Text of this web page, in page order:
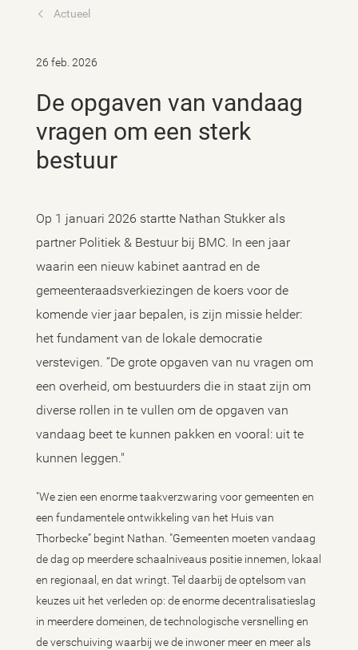
Actueel
26 feb. 2026
De opgaven van vandaag
vragen om een sterk
bestuur
Op 1 januari 2026 startte Nathan Stukker als
partner Politiek & Bestuur bij BMC. In een jaar
waarin een nieuw kabinet aantrad en de
gemeenteraadsverkiezingen de koers voor de
komende vier jaar bepalen, is zijn missie helder:
het fundament van de lokale democratie
verstevigen. “De grote opgaven van nu vragen om
een overheid, om bestuurders die in staat zijn om
diverse rollen in te vullen om de opgaven van
vandaag beet te kunnen pakken en vooral: uit te
kunnen leggen."
"We zien een enorme taakverzwaring voor gemeenten en
een fundamentele ontwikkeling van het Huis van
Thorbecke” begint Nathan. "Gemeenten moeten vandaag
de dag op meerdere schaalniveaus positie innemen, lokaal
en regionaal, en dat wringt. Tel daarbij de optelsom van
keuzes uit het verleden op: de enorme decentralisatieslag
in meerdere domeinen, de technologische versnelling en
de verschuiving waarbij we de inwoner meer en meer als